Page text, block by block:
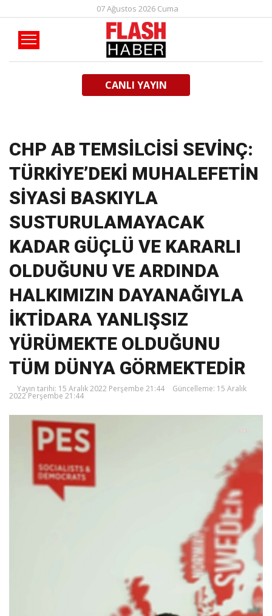
07 Ağustos 2026 Cuma
CANLI YAYIN
CHP AB TEMSİLCİSİ SEVİNÇ:
TÜRKİYE’DEKİ MUHALEFETİN
SİYASİ BASKIYLA
SUSTURULAMAYACAK
KADAR GÜÇLÜ VE KARARLI
OLDUĞUNU VE ARDINDA
HALKIMIZIN DAYANAĞIYLA
İKTİDARA YANLIŞSIZ
YÜRÜMEKTE OLDUĞUNU
TÜM DÜNYA GÖRMEKTEDİR
Yayın tarihi: 15 Aralık 2022 Perşembe 21:44 Güncelleme: 15 Aralık
2022 Perşembe 21:44